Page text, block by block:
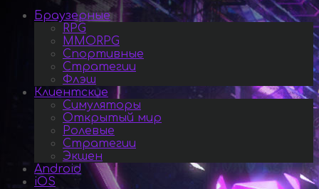
Браузерные
RPG
MMORPG
Спортивные
Стратегии
Флэш
Клиентские
Симуляторы
Открытый мир
Ролевые
Стратегии
Экшен
Android
iOS